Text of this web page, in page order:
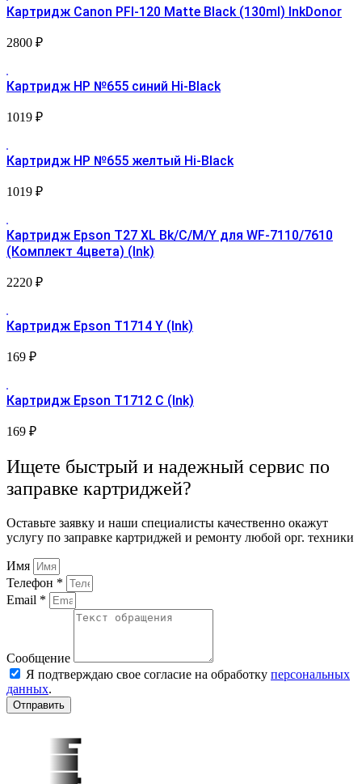
Картридж Canon PFI-120 Matte Black (130ml) InkDonor
2800 ₽
Картридж HP №655 синий Hi-Black
1019 ₽
Картридж HP №655 желтый Hi-Black
1019 ₽
Картридж Epson T27 XL Bk/C/M/Y для WF-7110/7610
(Комплект 4цвета) (Ink)
2220 ₽
Картридж Epson T1714 Y (Ink)
169 ₽
Картридж Epson T1712 С (Ink)
169 ₽
Ищете быстрый и надежный сервис по
заправке картриджей?
Оставьте заявку и наши специалисты качественно окажут
услугу по заправке картриджей и ремонту любой орг. техники
Имя
Телефон *
Email *
Сообщение
Я подтверждаю свое согласие на обработку персональных
данных.
Отправить